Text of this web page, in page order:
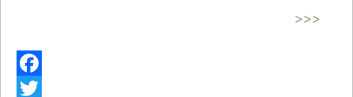
>>>
Facebook